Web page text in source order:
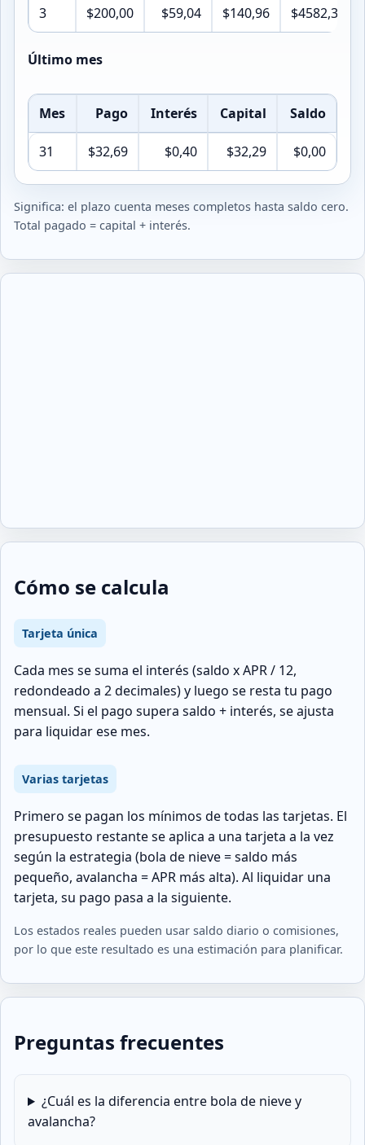
3 $200,00 $59,04 $140,96 $4582,32
Último mes
Mes Pago Interés Capital Saldo
31 $32,69 $0,40 $32,29 $0,00
Significa: el plazo cuenta meses completos hasta saldo cero.
Total pagado = capital + interés.
Cómo se calcula
Tarjeta única
Cada mes se suma el interés (saldo x APR / 12,
redondeado a 2 decimales) y luego se resta tu pago
mensual. Si el pago supera saldo + interés, se ajusta
para liquidar ese mes.
Varias tarjetas
Primero se pagan los mínimos de todas las tarjetas. El
presupuesto restante se aplica a una tarjeta a la vez
según la estrategia (bola de nieve = saldo más
pequeño, avalancha = APR más alta). Al liquidar una
tarjeta, su pago pasa a la siguiente.
Los estados reales pueden usar saldo diario o comisiones,
por lo que este resultado es una estimación para planificar.
Preguntas frecuentes
¿Cuál es la diferencia entre bola de nieve y
avalancha?